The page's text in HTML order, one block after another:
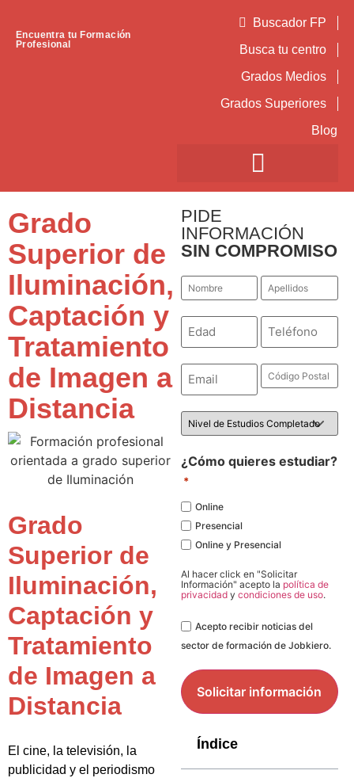
Encuentra tu Formación
Profesional
Buscador FP
Busca tu centro
Grados Medios
Grados Superiores
Blog
Grado
Superior de
Iluminación,
Captación y
Tratamiento
de Imagen a
Distancia
Grado
Superior de
Iluminación,
Captación y
Tratamiento
de Imagen a
Distancia
El cine, la televisión, la
publicidad y el periodismo
PIDE
INFORMACIÓN
SIN COMPROMISO
Nombre Apellidos
*
Número Teléfono
Email
Código
Postal
Nivel
de
¿Cómo quieres estudiar?
*
Online
Presencial
Online y Presencial
Al hacer click en "Solicitar
Información" acepto la política de
privacidad y condiciones de uso.
LegalAcepto recibir noticias del
sector de formación de Jobkiero.
Índice